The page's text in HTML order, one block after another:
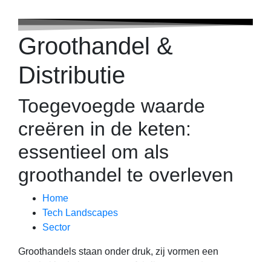
Groothandel &
Distributie
Toegevoegde waarde
creëren in de keten:
essentieel om als
groothandel te overleven
Home
Tech Landscapes
Sector
Groothandels staan onder druk, zij vormen een